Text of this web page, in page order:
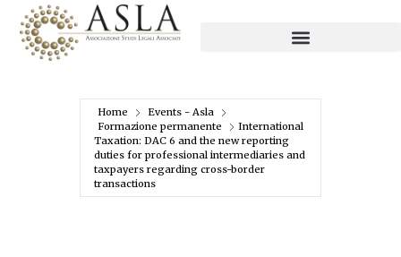
Home
Events - Asla
Formazione permanente
International
Taxation: DAC 6 and the new reporting
duties for professional intermediaries and
taxpayers regarding cross-border
transactions